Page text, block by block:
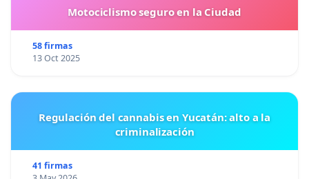
Motociclismo seguro en la Ciudad
58 firmas
13 Oct 2025
Regulación del cannabis en Yucatán: alto a la
criminalización
41 firmas